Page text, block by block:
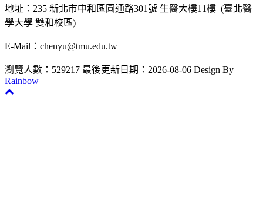
地址：235 新北市中和區圓通路301號 生醫大樓11樓 (臺北醫
學大學 雙和校區)
E-Mail：chenyu@tmu.edu.tw
瀏覽人數：529217 最後更新日期：2026-08-06 Design By
Rainbow